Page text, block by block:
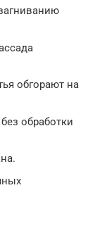
обгорают на
обработки